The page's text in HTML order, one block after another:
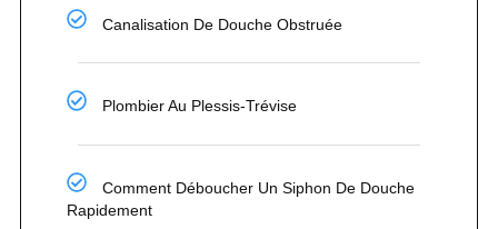
Canalisation De Douche Obstruée
Plombier Au Plessis-Trévise
Comment Déboucher Un Siphon De Douche
Rapidement